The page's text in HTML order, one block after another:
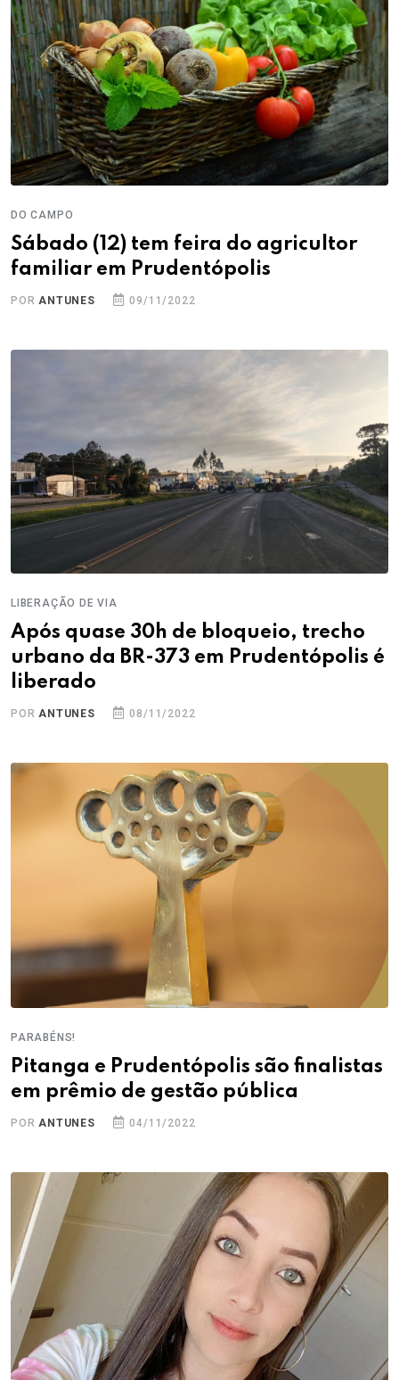
DO CAMPO
Sábado (12) tem feira do agricultor
familiar em Prudentópolis
PORANTUNES 09/11/2022
LIBERAÇÃO DE VIA
Após quase 30h de bloqueio, trecho
urbano da BR-373 em Prudentópolis é
liberado
PORANTUNES 08/11/2022
PARABÉNS!
Pitanga e Prudentópolis são finalistas
em prêmio de gestão pública
PORANTUNES 04/11/2022